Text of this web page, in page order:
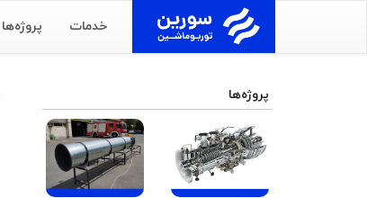
خدمات پروژه‌ها
پروژه‌ها